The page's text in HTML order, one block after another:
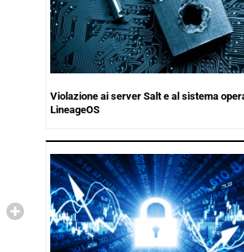
Violazione ai server Salt e al sistema
LineageOS